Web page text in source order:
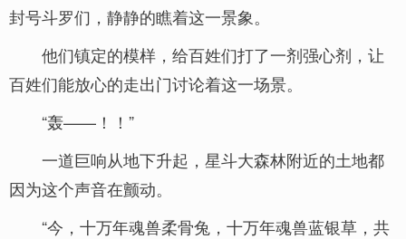
封号斗罗们，静静的瞧着这一景象。
他们镇定的模样，给百姓们打了一剂强心剂，让
百姓们能放心的走出门讨论着这一场景。
“轰——！！”
一道巨响从地下升起，星斗大森林附近的土地都
因为这个声音在颤动。
“今，十万年魂兽柔骨兔，十万年魂兽蓝银草，共